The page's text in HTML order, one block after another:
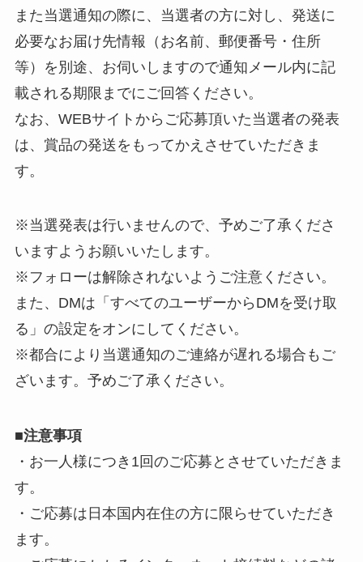
また当選通知の際に、当選者の方に対し、発送に
必要なお届け先情報（お名前、郵便番号・住所
等）を別途、お伺いしますので通知メール内に記
載される期限までにご回答ください。
なお、WEBサイトからご応募頂いた当選者の発表
は、賞品の発送をもってかえさせていただきま
す。
※当選発表は行いませんので、予めご了承くださ
いますようお願いいたします。
※フォローは解除されないようご注意ください。
また、DMは「すべてのユーザーからDMを受け取
る」の設定をオンにしてください。
※都合により当選通知のご連絡が遅れる場合もご
ざいます。予めご了承ください。
■注意事項
・お一人様につき1回のご応募とさせていただきま
す。
・ご応募は日本国内在住の方に限らせていただき
ます。